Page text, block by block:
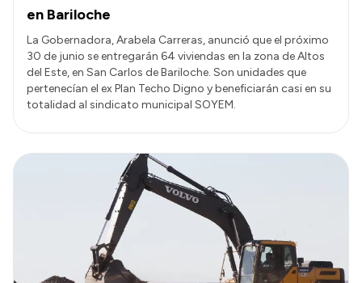
en Bariloche
La Gobernadora, Arabela Carreras, anunció que el próximo
30 de junio se entregarán 64 viviendas en la zona de Altos
del Este, en San Carlos de Bariloche. Son unidades que
pertenecían el ex Plan Techo Digno y beneficiarán casi en su
totalidad al sindicato municipal SOYEM.